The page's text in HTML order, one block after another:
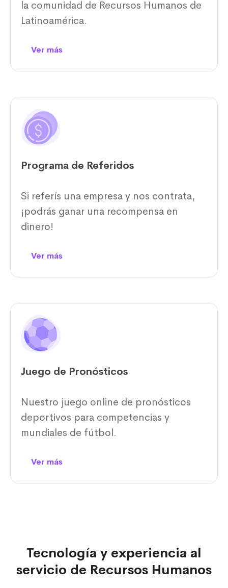
la comunidad de Recursos Humanos de
Latinoamérica.
Ver más
Programa de Referidos
Si referís una empresa y nos contrata,
¡podrás ganar una recompensa en
dinero!
Ver más
Juego de Pronósticos
Nuestro juego online de pronósticos
deportivos para competencias y
mundiales de fútbol.
Ver más
Tecnología y experiencia al
servicio de Recursos Humanos